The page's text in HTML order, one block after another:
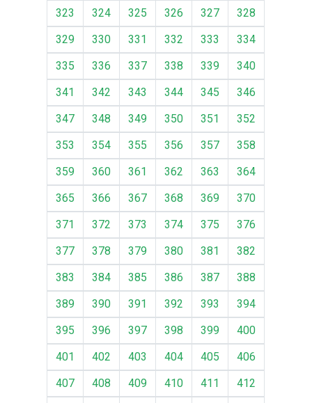
323
324 325 326 327
328
329
330 331 332 333
334
335
336 337 338 339
340
341
342 343 344 345
346
347
348 349 350 351
352
353
354 355 356 357
358
359
360 361 362 363
364
365
366 367 368 369
370
371
372 373 374 375
376
377
378 379 380 381
382
383
384 385 386 387
388
389
390 391 392 393
394
395
396 397 398 399
400
401
402 403 404 405
406
407
408 409 410 411 412